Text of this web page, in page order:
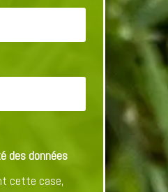
des données
cette case,